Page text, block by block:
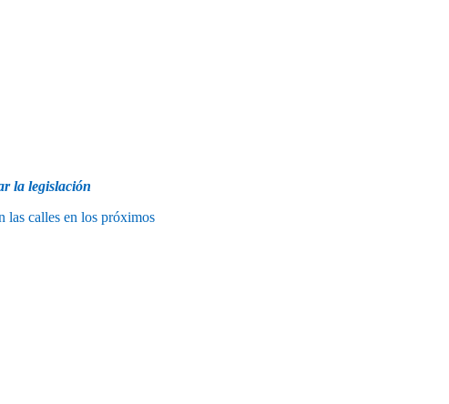
la legislación
las calles en los próximos